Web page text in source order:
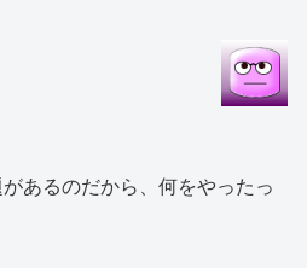
あるのだから、何をやったっ